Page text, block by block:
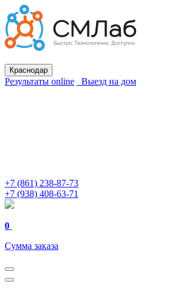
Краснодар
Результаты online Выезд на дом
+7 (861) 238-87-73
+7 (938) 408-63-71
0
Сумма заказа